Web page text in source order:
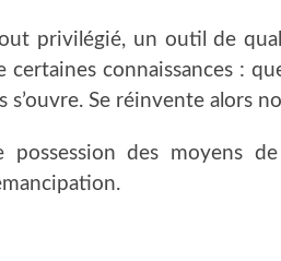
privilégié, un outil de
certaines connaissances :
s’ouvre. Se réinvente alors
possession des moyens